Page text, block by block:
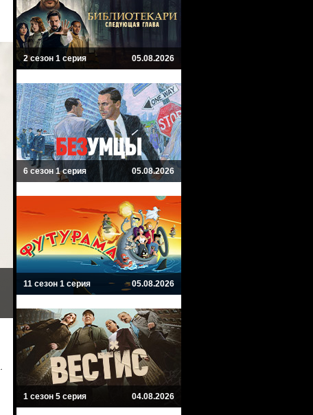
2 сезон 1 серия 05.08.2026
6 сезон 1 серия 05.08.2026
11 сезон 1 серия 05.08.2026
1 сезон 5 серия 04.08.2026